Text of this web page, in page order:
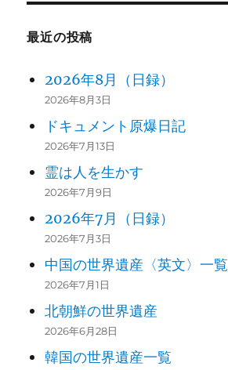
最近の投稿
2026年8月（日録）
2026年8月3日
ドキュメント原爆日記
2026年7月13日
霊は人を生かす
2026年7月9日
2026年7月（日録）
2026年7月3日
中国の世界遺産〈英文〉一覧
2026年7月1日
北朝鮮の世界遺産
2026年6月28日
韓国の世界遺産一覧